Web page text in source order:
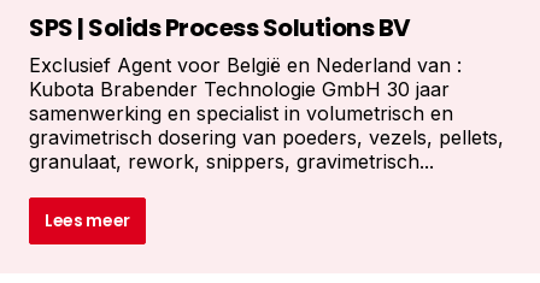
SPS | Solids Process Solutions BV
Exclusief Agent voor België en Nederland van :
Kubota Brabender Technologie GmbH 30 jaar
samenwerking en specialist in volumetrisch en
gravimetrisch dosering van poeders, vezels, pellets,
granulaat, rework, snippers, gravimetrisch...
Lees meer